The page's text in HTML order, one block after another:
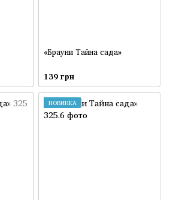
«Брауни Тайна сада»
139 грн
НОВИНКА